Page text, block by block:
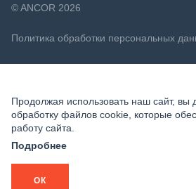
© ANCOR 2026
Политика обработки персональных
Продолжая использовать наш сайт, вы
обработку файлов cookie, которые
работу сайта.
Подробнее
ОК